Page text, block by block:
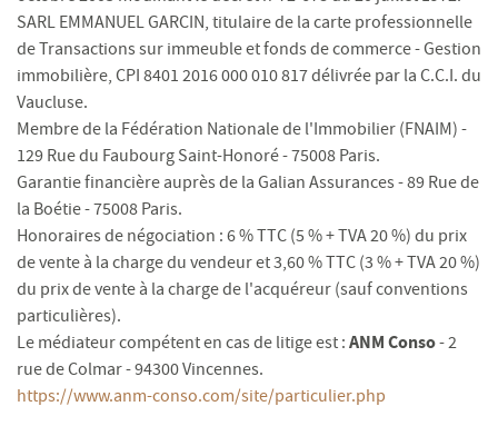
SARL EMMANUEL GARCIN, titulaire de la carte professionnelle
de Transactions sur immeuble et fonds de commerce - Gestion
immobilière, CPI 8401 2016 000 010 817 délivrée par la C.C.I. du
Vaucluse.
Membre de la Fédération Nationale de l'Immobilier (FNAIM) -
129 Rue du Faubourg Saint-Honoré - 75008 Paris.
Garantie financière auprès de la Galian Assurances - 89 Rue de
la Boétie - 75008 Paris.
Honoraires de négociation : 6 % TTC (5 % + TVA 20 %) du prix
de vente à la charge du vendeur et 3,60 % TTC (3 % + TVA 20 %)
du prix de vente à la charge de l'acquéreur (sauf conventions
particulières).
Le médiateur compétent en cas de litige est : ANM Conso-2
rue de Colmar - 94300 Vincennes.
https://www.anm-conso.com/site/particulier.php